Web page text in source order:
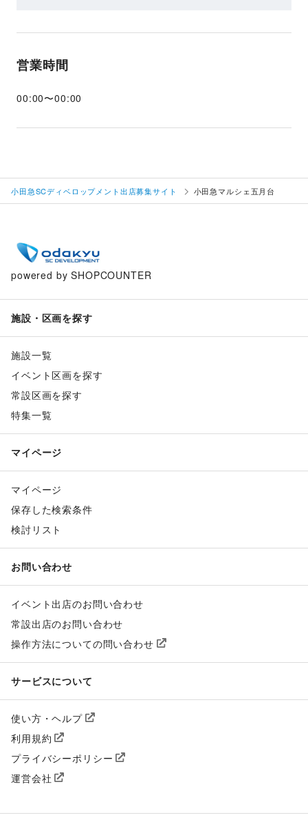
営業時間
00:00〜00:00
小田急SCディベロップメント出店募集サイト 小田急マルシェ五月台
powered by SHOPCOUNTER
施設・区画を探す
施設一覧
イベント区画を探す
常設区画を探す
特集一覧
マイページ
マイページ
保存した検索条件
検討リスト
お問い合わせ
イベント出店のお問い合わせ
常設出店のお問い合わせ
操作方法についての問い合わせ
サービスについて
使い方・ヘルプ
利用規約
プライバシーポリシー
運営会社